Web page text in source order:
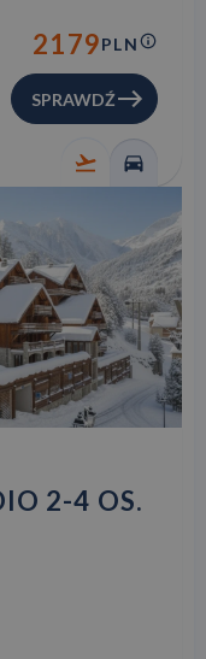
2179PLN
SPRAWDŹ
2-4 OS.